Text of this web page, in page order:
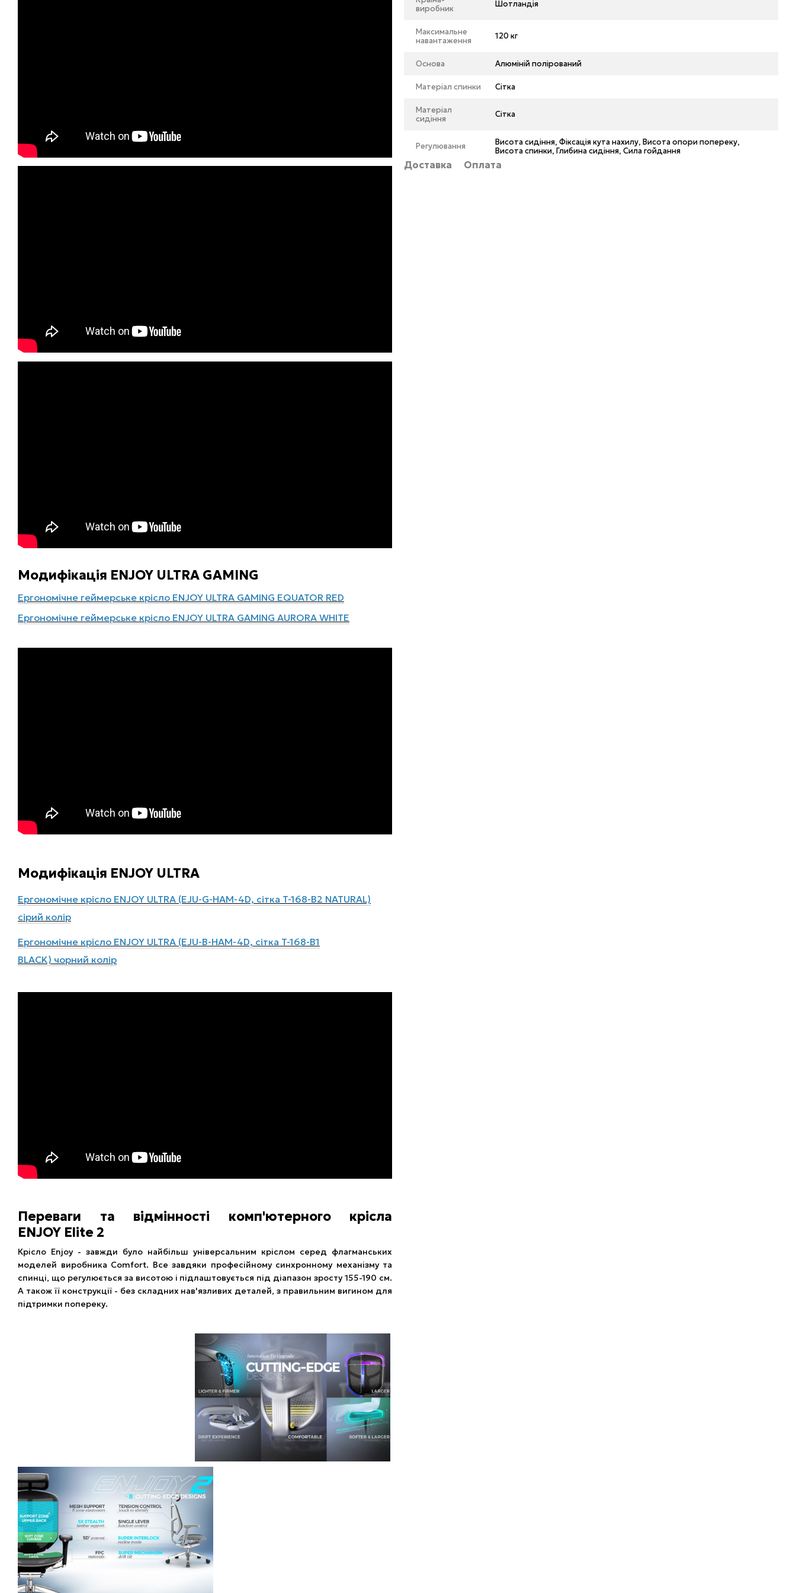
Модифікація ENJOY ULTRA GAMING
Ергономічне геймерське крісло ENJOY ULTRA GAMING EQUATOR RED
Ергономічне геймерське крісло ENJOY ULTRA GAMING AURORA WHITE
Модифікація ENJOY ULTRA
Ергономічне крісло ENJOY ULTRA (EJU-G-HAM-4D, сітка T-168-B2 NATURAL)
сірий колір
Ергономічне крісло ENJOY ULTRA (EJU-B-HAM-4D, сітка T-168-B1
BLACK) чорний колір
Переваги та відмінності комп'ютерного крісла
ENJOY Elite 2
Крісло Enjoy - завжди було найбільш універсальним кріслом серед флагманських
моделей виробника Comfort. Все завдяки професійному синхронному механізму та
спинці, що регулюється за висотою і підлаштовується під діапазон зросту 155-190 см.
А також її конструкції - без складних нав'язливих деталей, з правильним вигином для
підтримки попереку.
виробник
Шотландія
Максимальне
навантаження
120 кг
Основа Алюміній полірований
Матеріал спинки Сітка
Матеріал
сидіння
Сітка
Регулювання
Висота сидіння, Фіксація кута нахилу, Висота опори попереку,
Висота спинки, Глибина сидіння, Сила гойдання
Доставка Оплата